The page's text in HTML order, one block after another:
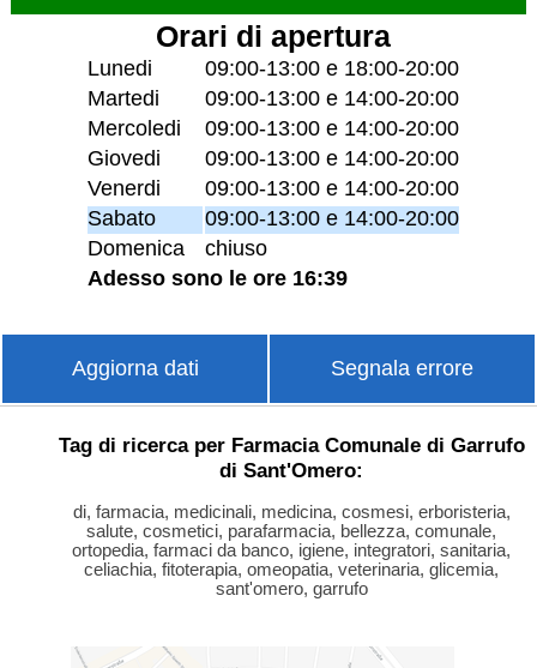
Orari di apertura
Lunedi
09:00-13:00 e 18:00-20:00
Martedi
09:00-13:00 e 14:00-20:00
Mercoledi
09:00-13:00 e 14:00-20:00
Giovedi
09:00-13:00 e 14:00-20:00
Venerdi
09:00-13:00 e 14:00-20:00
Sabato
09:00-13:00 e 14:00-20:00
Domenica
chiuso
Adesso sono le ore 16:39
Aggiorna dati Segnala errore
Tag di ricerca per Farmacia Comunale di Garrufo
di Sant'Omero:
di, farmacia, medicinali, medicina, cosmesi, erboristeria,
salute, cosmetici, parafarmacia, bellezza, comunale,
ortopedia, farmaci da banco, igiene, integratori, sanitaria,
celiachia, fitoterapia, omeopatia, veterinaria, glicemia,
sant'omero, garrufo